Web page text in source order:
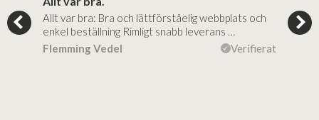
Allt var bra: Bra och lättförståelig webbplats och
enkel beställning Rimligt snabb leverans …
Flemming Vedel
Verifierat
Jag